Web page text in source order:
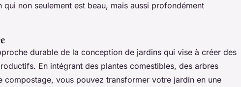
non seulement est beau, mais aussi profondément
durable de la conception de jardins qui vise à créer des
En intégrant des plantes comestibles, des arbres
compostage, vous pouvez transformer votre jardin en une